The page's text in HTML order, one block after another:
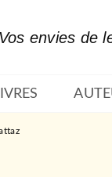
Vos envies de